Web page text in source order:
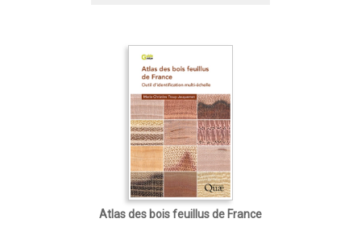
Atlas des bois feuillus de France